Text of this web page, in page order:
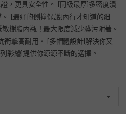
，更具安全性。 [同級最厚]多密度潰
[最好的側撞保護]內行才知道的細
樹脂內襯！最大限度減少髒污附著。
衝擊高耐用。 [多帽體設計]解決你又
彩繪]提供你源源不斷的選擇。